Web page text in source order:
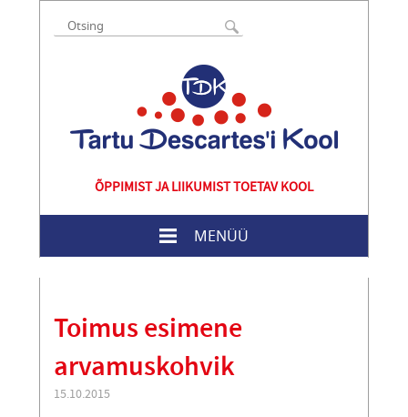
ÕPPIMIST JA LIIKUMIST TOETAV KOOL
MENÜÜ
Toimus esimene
arvamuskohvik
15.10.2015